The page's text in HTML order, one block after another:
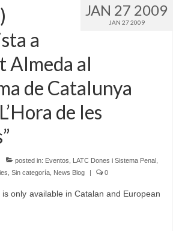
JAN 27 2009
JAN 27 2009
a
Almeda al
de Catalunya
de les
posted in: Eventos LATC Dones i Sistema Penal
Sin categoría News Blog | 0
is only available in Catalan and European